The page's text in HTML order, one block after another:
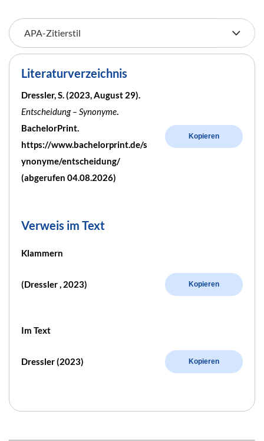
Literaturverzeichnis
Dressler, S. (2023, August 29).
Entscheidung – Synonyme.
BachelorPrint.
https://www.bachelorprint.de/s
ynonyme/entscheidung/
(abgerufen 04.08.2026)
Kopieren
Verweis im Text
Klammern
(Dressler , 2023) Kopieren
Im Text
Dressler (2023) Kopieren